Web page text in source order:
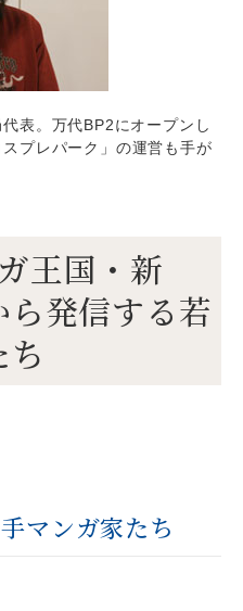
表。万代BP2にオープンし
プレパーク」の運営も手が
王国・新
発信する若
マンガ家たち